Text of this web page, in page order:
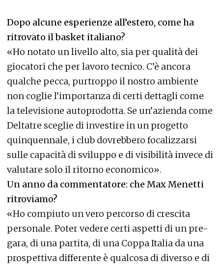
Dopo alcune esperienze all’estero, come ha
ritrovato il basket italiano?
«Ho notato un livello alto, sia per qualità dei
giocatori che per lavoro tecnico. C’è ancora
qualche pecca, purtroppo il nostro ambiente
non coglie l’importanza di certi dettagli come
la televisione autoprodotta. Se un’azienda come
Deltatre sceglie di investire in un progetto
quinquennale, i club dovrebbero focalizzarsi
sulle capacità di sviluppo e di visibilità invece di
valutare solo il ritorno economico».
Un anno da commentatore: che Max Menetti
ritroviamo?
«Ho compiuto un vero percorso di crescita
personale. Poter vedere certi aspetti di un pre-
gara, di una partita, di una Coppa Italia da una
prospettiva differente è qualcosa di diverso e di